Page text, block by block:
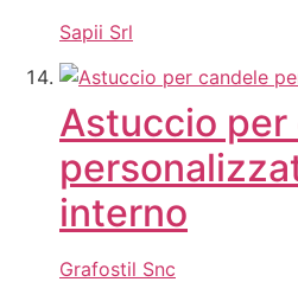
Sapii Srl
Astuccio per
interno
Grafostil Snc